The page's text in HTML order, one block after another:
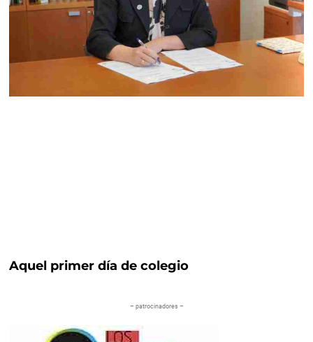
Aquel primer día de colegio
– patrocinadores –